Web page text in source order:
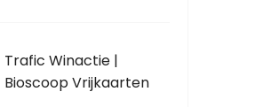
Trafic Winactie |
Bioscoop Vrijkaarten